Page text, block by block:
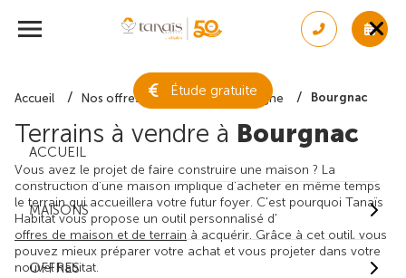
Étude gratuite
ACCUEIL
MAISONS
OFFRES
Accueil Nos offres de terrain Dordogne Bourgnac
Terrains à vendre à Bourgnac
Vous avez le projet de faire construire une maison ? La
construction d'une maison implique d'acheter en même temps
le terrain qui accueillera votre futur foyer. C'est pourquoi Tanaïs
Habitat vous propose un outil personnalisé d'
offres de maison et de terrain à acquérir. Grâce à cet outil, vous
pouvez mieux préparer votre achat et vous projeter dans votre
nouvel habitat.